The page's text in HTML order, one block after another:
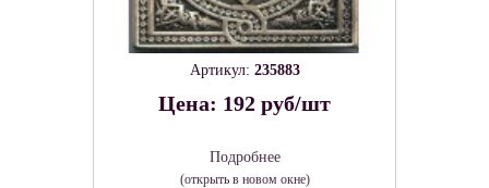
Артикул: 235883
Цена: 192 руб/шт
Подробнее
(открыть в новом окне)